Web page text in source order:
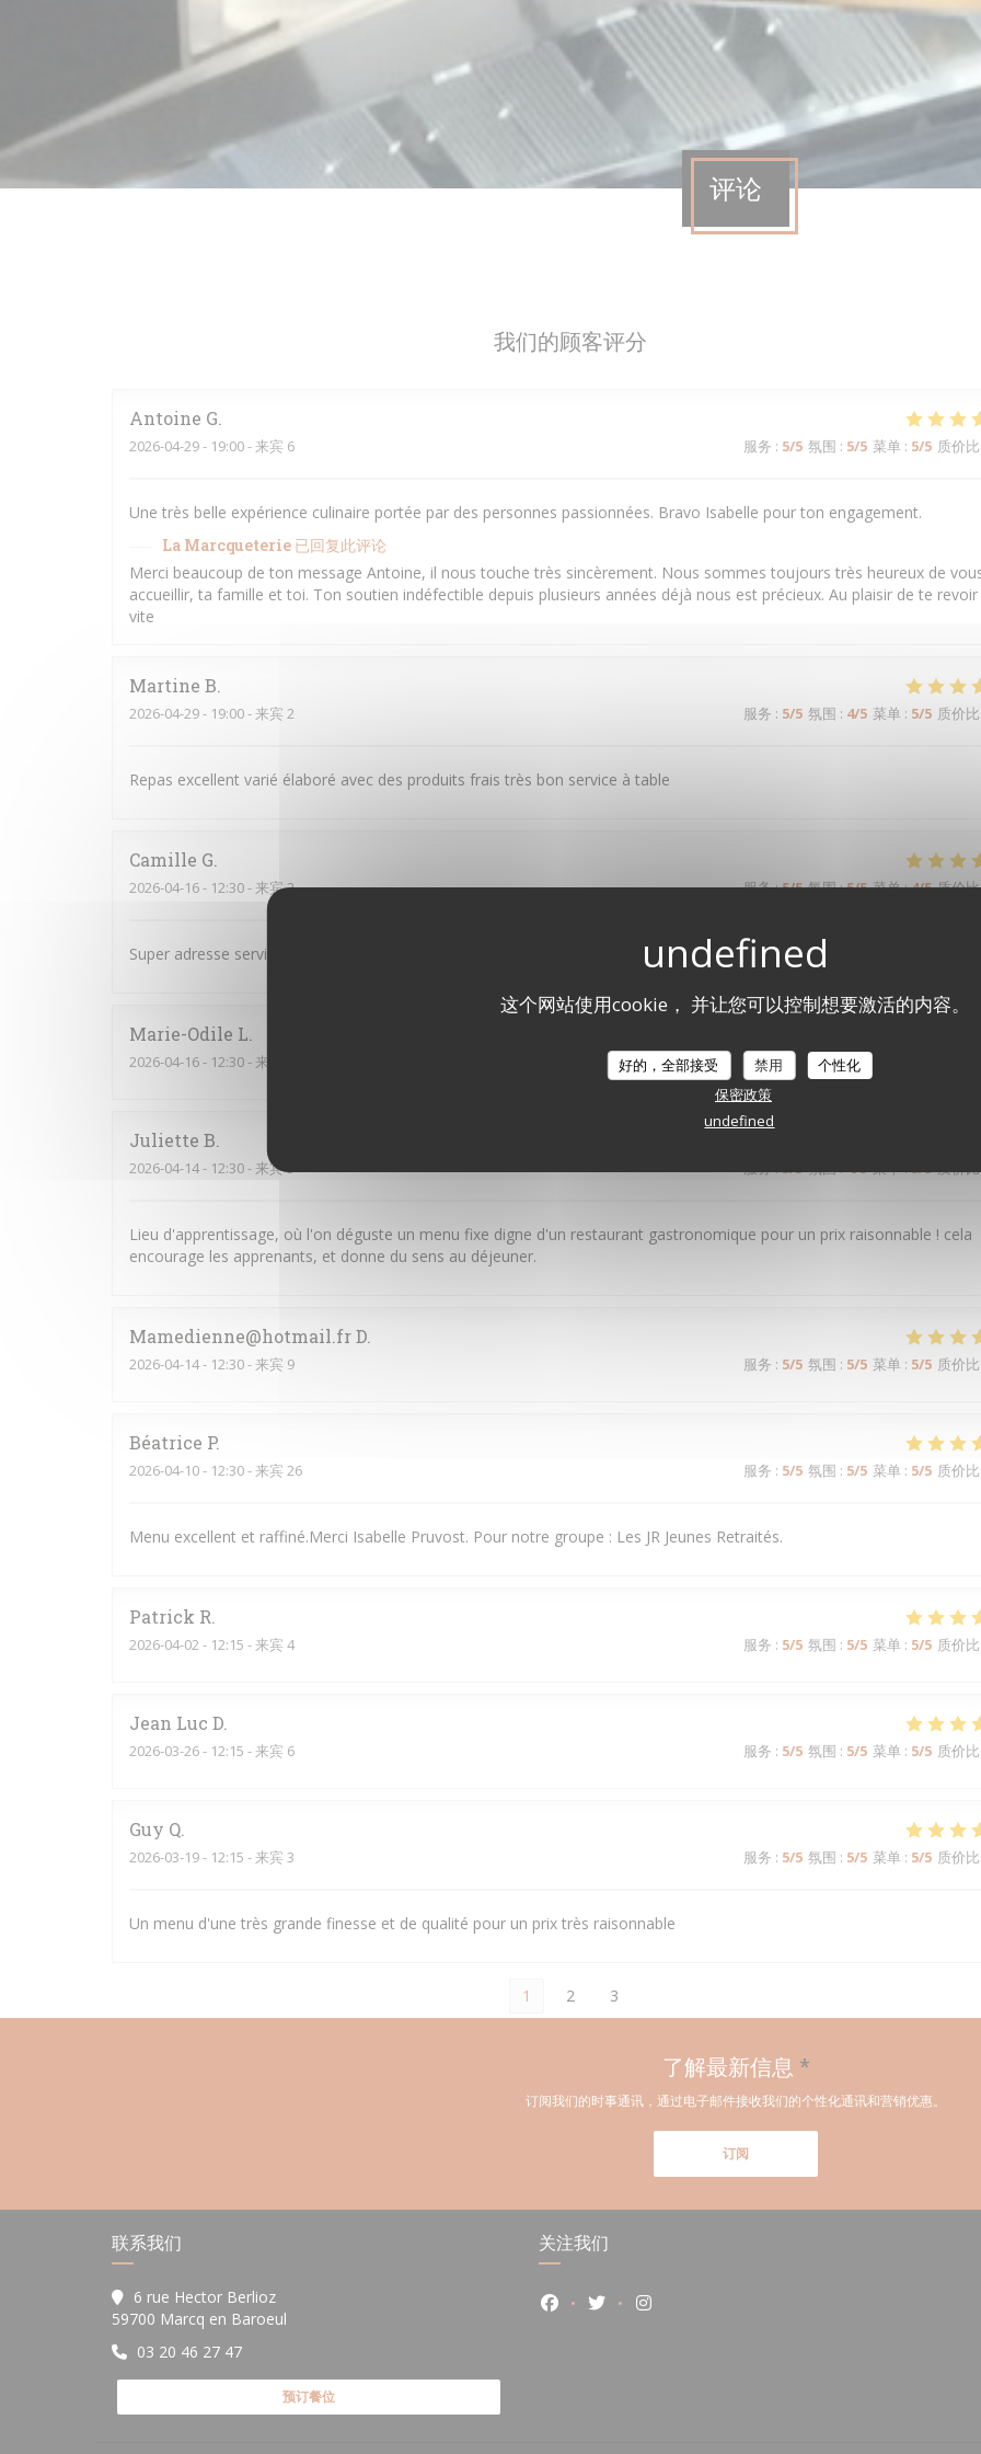
这个网站使用cookie， 并让您可以控制想要激活的内容。
好的，全部接受 禁用
个性化
保密政策
undefined
评论
我们的顾客评分
Antoine G
2026-04-29- 19:00 - 来宾 6 服务 : 5/5 氛围 : 5/5 菜单 : 5/5 质价比
Une très belle expérience culinaire portée par des personnes passionnées. Bravo Isabelle pour ton engagement.
La Marcqueterie 已回复此评论
Merci beaucoup de ton message Antoine, il nous touche très sincèrement. Nous sommes toujours très heureux de
accueillir, ta famille et toi. Ton soutien indéfectible depuis plusieurs années déjà nous est précieux. Au plaisir de te
vite
Martine B
2026-04-29- 19:00 - 来宾 2 服务 : 5/5 氛围 : 4/5 菜单 : 5/5 质价比
Repas excellent varié élaboré avec des produits frais très bon service à table
Camille G
2026-04-16- 12:30 - 来宾 2 服务:5/5 氛围:5/5 菜单:4/5 质价比
Super adresse service au top et très bon produit !
Marie-Odile L
2026-04-16- 12:30 - 来宾 3 服务: 氛围:5/5
Juliette B
2026-04-14- 12:30 - 来宾 5 服务:5/5 氛围:4/5 菜单:5/5 质价比
Lieu d'apprentissage, où l'on déguste un menu fixe digne d'un restaurant gastronomique pour un prix raisonnable ! cela
encourage les apprenants, et donne du sens au déjeuner.
Mamedienne@hotmail.frD
2026-04-14- 12:30 - 来宾 9 服务 : 5/5 氛围 : 5/5 菜单 : 5/5 质价比
Béatrice P
2026-04-10- 12:30 - 来宾 26 服务 : 5/5 氛围 : 5/5 菜单 : 5/5 质价比
Menu excellent et raffiné.Merci Isabelle Pruvost. Pour notre groupe : Les JR Jeunes Retraités.
Patrick R
2026-04-02 - 12:15 - 来宾 4 服务 : 5/5 氛围 : 5/5 菜单 : 5/5 质价比
Jean Luc D
2026-03-26- 12:15 - 来宾 6 服务 : 5/5 氛围 : 5/5 菜单 : 5/5 质价比
Guy Q
2026-03-19- 12:15 - 来宾 3 服务 : 5/5 氛围 : 5/5 菜单 : 5/5 质价比
Un menu d'une très grande finesse et de qualité pour un prix très raisonnable
1 2 3
了解最新信息 *
订阅我们的时事通讯，通过电子邮件接收我们的个性化通讯和营销优惠。
订阅
联系我们
6 rue Hector Berlioz
59700 Marcq en Baroeul
03 20 46 27 47
预订餐位
关注我们
Facebook ((在新窗口中打开))
Twitter ((在新窗口中打开))
Instagram ((在新窗口中打开))